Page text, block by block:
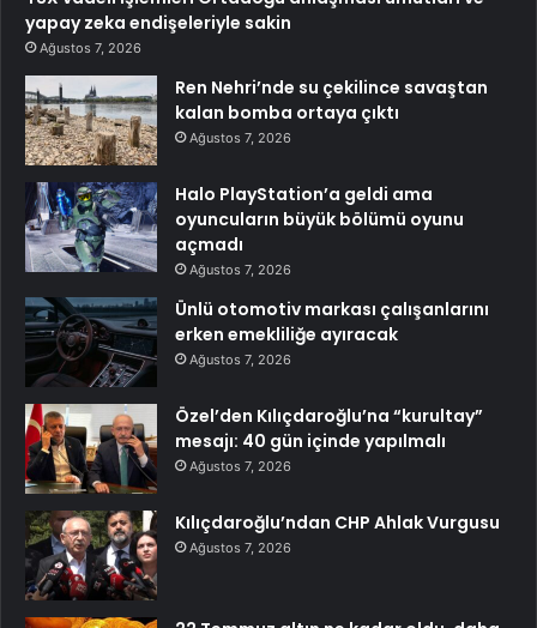
yapay zeka endişeleriyle sakin
Ağustos 7, 2026
Ren Nehri’nde su çekilince savaştan
kalan bomba ortaya çıktı
Ağustos 7, 2026
Halo PlayStation’a geldi ama
oyuncuların büyük bölümü oyunu
açmadı
Ağustos 7, 2026
Ünlü otomotiv markası çalışanlarını
erken emekliliğe ayıracak
Ağustos 7, 2026
Özel’den Kılıçdaroğlu’na “kurultay”
mesajı: 40 gün içinde yapılmalı
Ağustos 7, 2026
Kılıçdaroğlu’ndan CHP Ahlak Vurgusu
Ağustos 7, 2026